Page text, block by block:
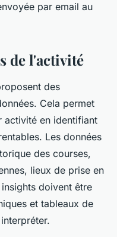
par email au
de l'activité
des
Cela permet
activité en identifiant
Les données
des courses,
lieux de prise en
doivent être
et tableaux de